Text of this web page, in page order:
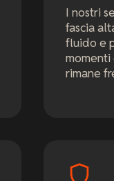
I nostri
fascia
fluido e
momenti
rimane